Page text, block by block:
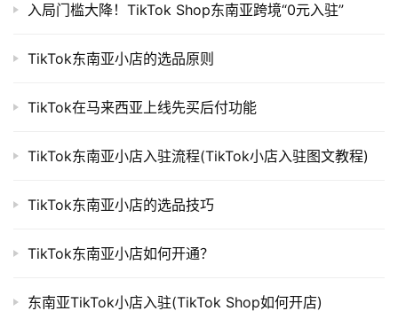
入局门槛大降！TikTok Shop东南亚跨境“0元入驻”
TikTok东南亚小店的选品原则
TikTok在马来西亚上线先买后付功能
TikTok东南亚小店入驻流程(TikTok小店入驻图文教程)
TikTok东南亚小店的选品技巧
TikTok东南亚小店如何开通？
东南亚TikTok小店入驻(TikTok Shop如何开店)